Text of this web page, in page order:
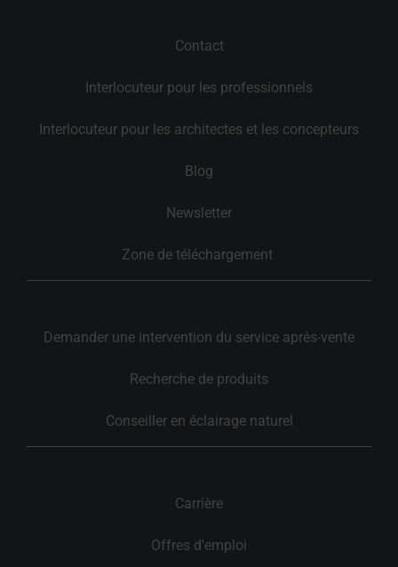
Contact
Interlocuteur pour les professionnels
Interlocuteur pour les architectes et les concepteurs
Blog
Newsletter
Zone de téléchargement
Demander une intervention du service après-vente
Recherche de produits
Conseiller en éclairage naturel
Carrière
Offres d'emploi